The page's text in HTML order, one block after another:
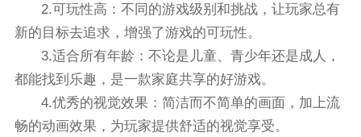
2.可玩性高：不同的游戏级别和挑战，让玩家总有
新的目标去追求，增强了游戏的可玩性。
3.适合所有年龄：不论是儿童、青少年还是成人，
都能找到乐趣，是一款家庭共享的好游戏。
4.优秀的视觉效果：简洁而不简单的画面，加上流
畅的动画效果，为玩家提供舒适的视觉享受。